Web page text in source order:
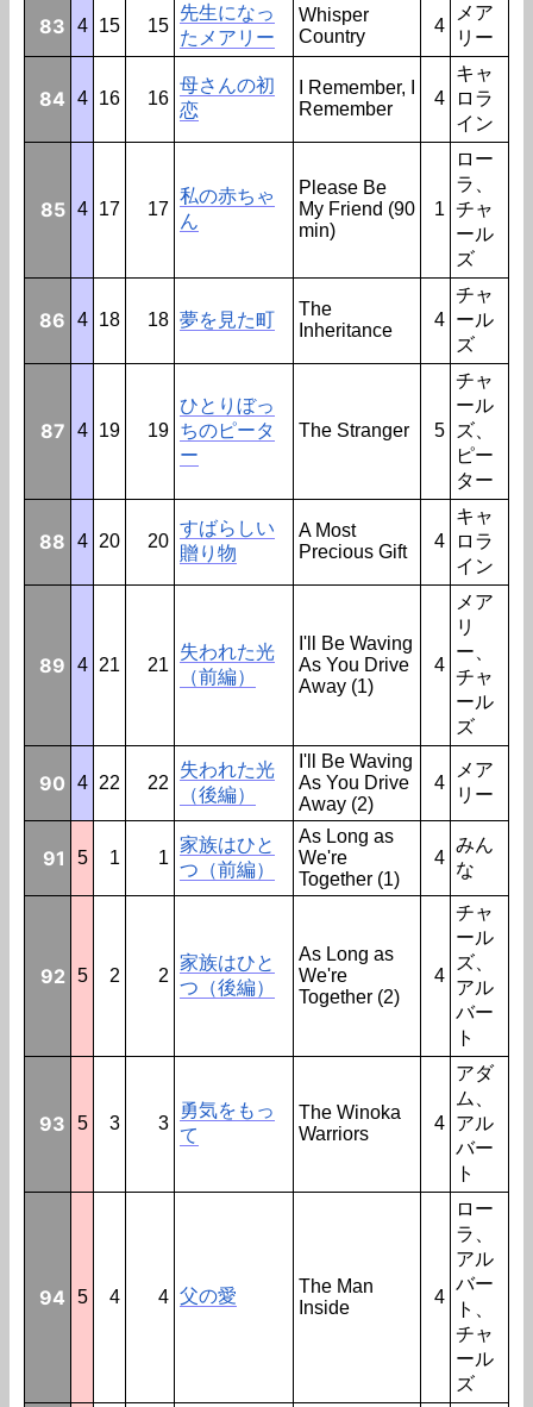
83 4 15 15
先生になっ
たメアリー
Whisper
Country
4
メア
リー
84 4 16 16
母さんの初
恋
I Remember, I
Remember
4
キャ
ロラ
イン
85 4 17 17
私の赤ちゃ
ん
Please Be
My Friend (90
min)
1
ロー
ラ、
チャ
ール
ズ
86 4 18 18 夢を見た町
The
Inheritance
4
チャ
ール
ズ
87 4 19 19
ひとりぼっ
ちのピータ
ー
The Stranger 5
チャ
ール
ズ、
ピー
ター
88 4 20 20
すばらしい
贈り物
A Most
Precious Gift
4
キャ
ロラ
イン
89 4 21 21
失われた光
（前編）
I'll Be Waving
As You Drive
Away (1)
4
メア
リ
ー、
チャ
ール
ズ
90 4 22 22
失われた光
（後編）
I'll Be Waving
As You Drive
Away (2)
4
メア
リー
91 5 1 1
家族はひと
つ（前編）
As Long as
We're
Together (1)
4
みん
な
92 5 2 2
家族はひと
つ（後編）
As Long as
We're
Together (2)
4
チャ
ール
ズ、
アル
バー
ト
93 5 3 3
勇気をもっ
て
The Winoka
Warriors
4
アダ
ム、
アル
バー
ト
94 5 4 4 父の愛
The Man
Inside
4
ロー
ラ、
アル
バー
ト、
チャ
ール
ズ